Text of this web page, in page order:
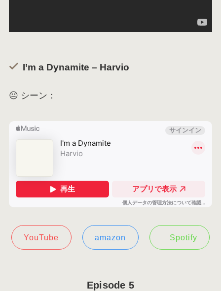
I’m a Dynamite – Harvio
😐 シーン：
YouTube amazon Spotify
Episode 5